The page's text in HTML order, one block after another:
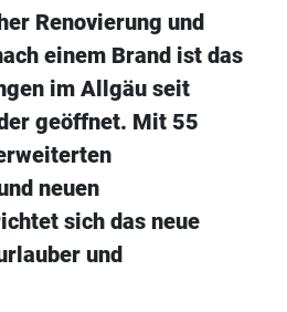
Renovierung und
einem Brand ist das
im Allgäu seit
geöffnet. Mit 55
neuen
sich das neue
und